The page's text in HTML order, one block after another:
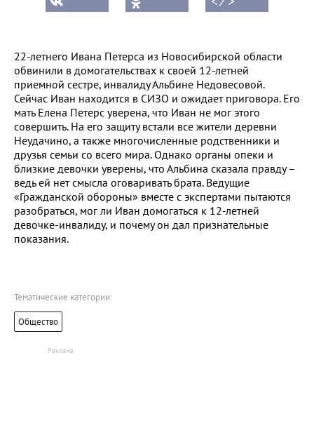
22-летнего Ивана Петерса из Новосибирской области
обвинили в домогательствах к своей 12-летней
приемной сестре, инвалиду Альбине Недовесовой.
Сейчас Иван находится в СИЗО и ожидает приговора. Его
мать Елена Петерс уверена, что Иван не мог этого
совершить. На его защиту встали все жители деревни
Неудачино, а также многочисленные родственники и
друзья семьи со всего мира. Однако органы опеки и
близкие девочки уверены, что Альбина сказала правду –
ведь ей нет смысла оговаривать брата. Ведущие
«Гражданской обороны» вместе с экспертами пытаются
разобраться, мог ли Иван домогаться к 12-летней
девочке-инвалиду, и почему он дал признательные
показания.
Тематические категории:
Общество